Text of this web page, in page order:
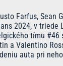
Farfus, Sean
2024, v triede
tímu #46
a Valentino
auta pri